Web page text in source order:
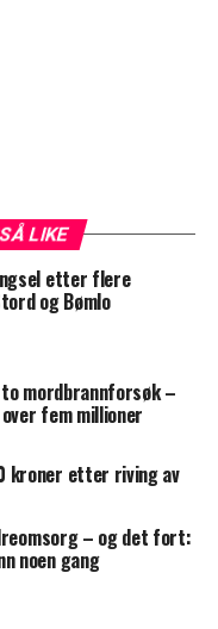
LIKE
etter flere
og Bømlo
mordbrannforsøk –
fem millioner
kroner etter riving av
– og det fort:
noen gang